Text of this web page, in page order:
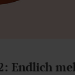
Endlich